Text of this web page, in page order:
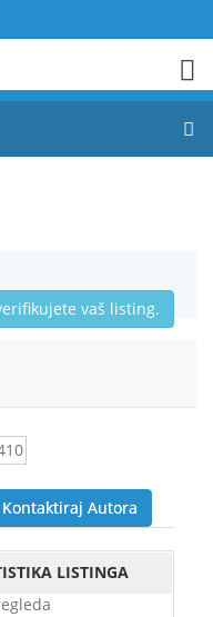
vaš listing.
Kontaktiraj Autora
LISTINGA